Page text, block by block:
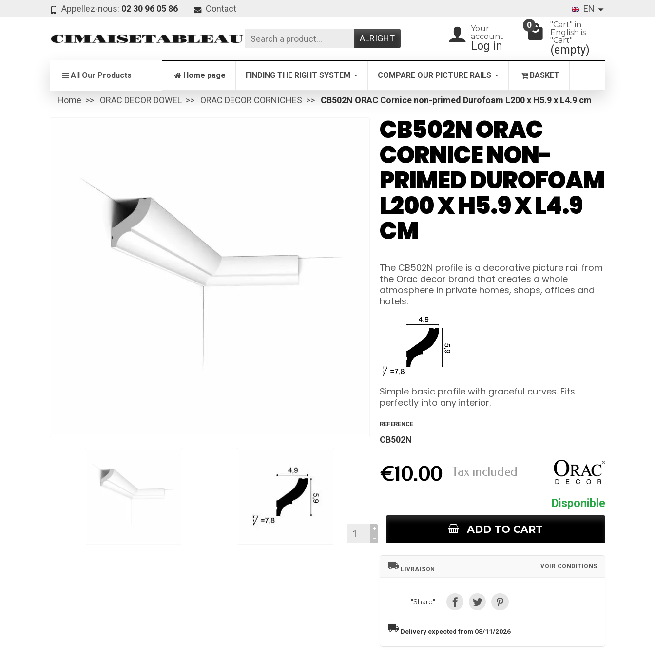
Appellez-nous: 02 30 96 05 86 Contact EN
ALRIGHT
Your
account
Log in
0
"Cart" in
English is
"Cart"
(empty)
All Our Products Home page FINDING THE RIGHT SYSTEM COMPARE OUR PICTURE RAILS BASKET
Home ORAC DECOR DOWEL ORAC DECOR CORNICHES CB502N ORAC Cornice non-primed Durofoam L200 x H5.9 x L4.9 cm
CB502N ORAC
CORNICE NON-
PRIMED DUROFOAM
L200 X H5.9 X L4.9
CM
The CB502N profile is a decorative picture rail from
the Orac decor brand that creates a whole
atmosphere in private homes, shops, offices and
hotels.
Simple basic profile with graceful curves. Fits
perfectly into any interior.
REFERENCE
CB502N
€10.00 Tax included
Disponible
ADD TO CART
local_shipping LIVRAISON VOIR CONDITIONS
"Share"
local_shipping Delivery expected from 08/11/2026